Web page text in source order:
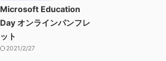
Microsoft Education
Day オンラインパンフレ
ット
2021/2/27